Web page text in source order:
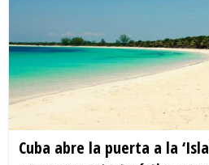
Cuba abre la puerta a la